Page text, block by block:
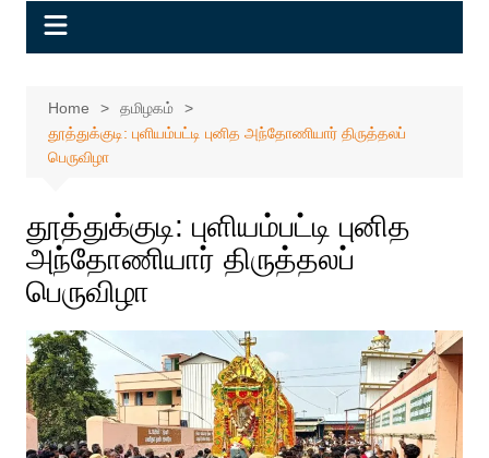
Home
தமிழகம்
தூத்துக்குடி: புளியம்பட்டி புனித அந்தோணியார் திருத்தலப்
பெருவிழா
தூத்துக்குடி: புளியம்பட்டி புனித
அந்தோணியார் திருத்தலப்
பெருவிழா